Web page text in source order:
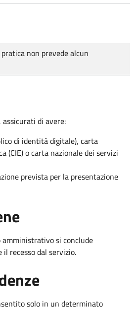
non prevede alcun
assicurati di avere:
di identità digitale), carta
(CIE) o carta nazionale dei servizi
prevista per la presentazione
si conclude
recesso dal servizio.
solo in un determinato